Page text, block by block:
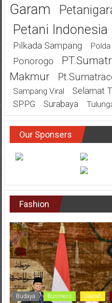
Garam
Petani Indonesia
Pilkada Sampang
Ponorogo
Makmur
Sampang Viral Selamat
SPPG Surabaya
Our Sponsers
Fashion
Budaya Business Dearah